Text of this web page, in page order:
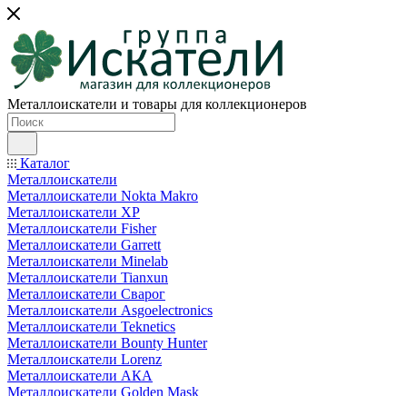
Металлоискатели и товары для коллекционеров
Каталог
Металлоискатели
Металлоискатели Nokta Makro
Металлоискатели XP
Металлоискатели Fisher
Металлоискатели Garrett
Металлоискатели Minelab
Металлоискатели Tianxun
Металлоискатели Сварог
Металлоискатели Asgoelectronics
Металлоискатели Teknetics
Металлоискатели Bounty Hunter
Металлоискатели Lorenz
Металлоискатели АКА
Металлоискатели Golden Mask